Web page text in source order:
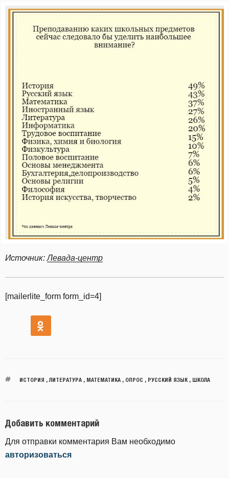
Источник:Левада-центр
[mailerlite_form form_id=4]
ИСТОРИЯ ,ЛИТЕРАТУРА, МАТЕМАТИКА, ОПРОС , РУССКИЙ ЯЗЫК, ШКОЛА
Добавить комментарий
Для отправки комментария Вам необходимо
авторизоваться